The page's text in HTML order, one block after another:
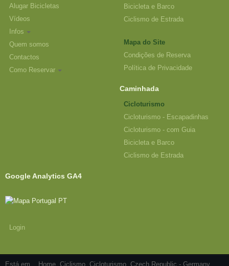
Alugar Bicicletas
Vídeos
Infos
Quem somos
Contactos
Como Reservar
Bicicleta e Barco
Ciclismo de Estrada
Mapa do Site
Condições de Reserva
Política de Privacidade
Caminhada
Cicloturismo
Cicloturismo - Escapadinhas
Cicloturismo - com Guia
Bicicleta e Barco
Ciclismo de Estrada
Google Analytics GA4
Login
Está em... Home Ciclismo Cicloturismo Czech Republic - Germany